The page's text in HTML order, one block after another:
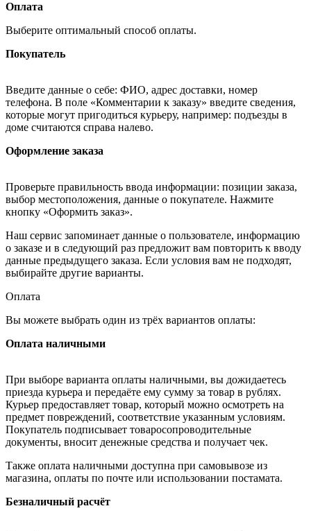
Оплата
Выберите оптимальный способ оплаты.
Покупатель
Введите данные о себе: ФИО, адрес доставки, номер
телефона. В поле «Комментарии к заказу» введите сведения,
которые могут пригодиться курьеру, например: подъезды в
доме считаются справа налево.
Оформление заказа
Проверьте правильность ввода информации: позиции заказа,
выбор местоположения, данные о покупателе. Нажмите
кнопку «Оформить заказ».
Наш сервис запоминает данные о пользователе, информацию
о заказе и в следующий раз предложит вам повторить к вводу
данные предыдущего заказа. Если условия вам не подходят,
выбирайте другие варианты.
Оплата
Вы можете выбрать один из трёх вариантов оплаты:
Оплата наличными
При выборе варианта оплаты наличными, вы дожидаетесь
приезда курьера и передаёте ему сумму за товар в рублях.
Курьер предоставляет товар, который можно осмотреть на
предмет повреждений, соответствие указанным условиям.
Покупатель подписывает товаросопроводительные
документы, вносит денежные средства и получает чек.
Также оплата наличными доступна при самовывозе из
магазина, оплаты по почте или использовании постамата.
Безналичный расчёт